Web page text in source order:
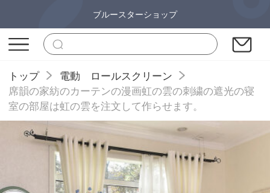
ブルースターショップ
トップ
電動 ロールスクリーン
席韻の家紡のカーテンの漫画虹の雲の刺繍の遮光の寝
室の部屋は虹の雲を注文して作らせます。